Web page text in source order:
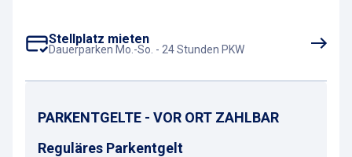
Stellplatz mieten
Dauerparken Mo.-So. - 24 Stunden PKW
PARKENTGELTE - VOR ORT ZAHLBAR
Reguläres Parkentgelt